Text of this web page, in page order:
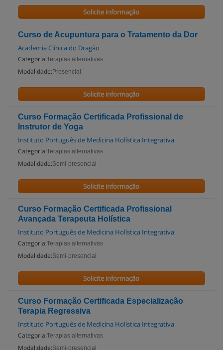
Solicite informação
Curso de Acupuntura para o Tratamento da Dor
Academia Clínica do Dragão
Categoria:Terapias alternativas
Modalidade: Presencial
Solicite informação
Curso Formação Certificada Profissional de
Instrutor de Yoga
Instituto Português de Medicina Holística Integrativa
Categoria:Terapias alternativas
Modalidade:Semi-presencial
Solicite informação
Curso Formação Certificada Profissional
Avançada Terapeuta Holística
Instituto Português de Medicina Holística Integrativa
Categoria:Terapias alternativas
Modalidade:Semi-presencial
Solicite informação
Curso Formação Certificada Especialização
Terapia Regressiva
Instituto Português de Medicina Holística Integrativa
Categoria:Terapias alternativas
Modalidade:Semi-presencial